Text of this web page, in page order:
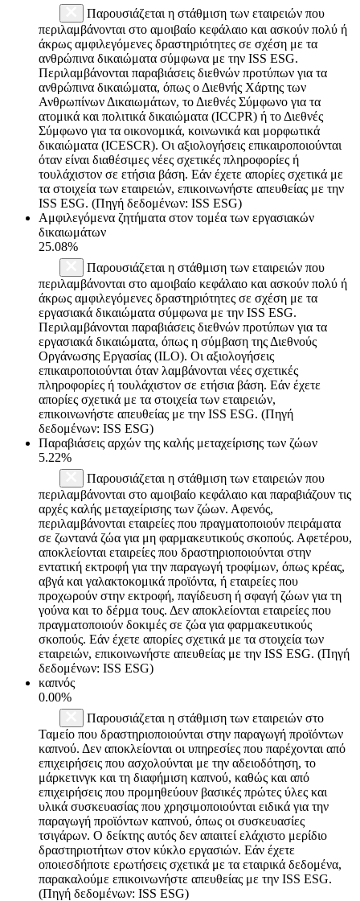
Παρουσιάζεται η στάθμιση των εταιρειών που
περιλαμβάνονται στο αμοιβαίο κεφάλαιο και ασκούν πολύ ή
άκρως αμφιλεγόμενες δραστηριότητες σε σχέση με τα
ανθρώπινα δικαιώματα σύμφωνα με την ISS ESG.
Περιλαμβάνονται παραβιάσεις διεθνών προτύπων για τα
ανθρώπινα δικαιώματα, όπως ο Διεθνής Χάρτης των
Ανθρωπίνων Δικαιωμάτων, το Διεθνές Σύμφωνο για τα
ατομικά και πολιτικά δικαιώματα (ICCPR) ή το Διεθνές
Σύμφωνο για τα οικονομικά, κοινωνικά και μορφωτικά
δικαιώματα (ICESCR). Οι αξιολογήσεις επικαιροποιούνται
όταν είναι διαθέσιμες νέες σχετικές πληροφορίες ή
τουλάχιστον σε ετήσια βάση. Εάν έχετε απορίες σχετικά με
τα στοιχεία των εταιρειών, επικοινωνήστε απευθείας με την
ISS ESG. (Πηγή δεδομένων: ISS ESG)
Αμφιλεγόμενα ζητήματα στον τομέα των εργασιακών
δικαιωμάτων
25.08%
Παρουσιάζεται η στάθμιση των εταιρειών που
περιλαμβάνονται στο αμοιβαίο κεφάλαιο και ασκούν πολύ ή
άκρως αμφιλεγόμενες δραστηριότητες σε σχέση με τα
εργασιακά δικαιώματα σύμφωνα με την ISS ESG.
Περιλαμβάνονται παραβιάσεις διεθνών προτύπων για τα
εργασιακά δικαιώματα, όπως η σύμβαση της Διεθνούς
Οργάνωσης Εργασίας (ILO). Οι αξιολογήσεις
επικαιροποιούνται όταν λαμβάνονται νέες σχετικές
πληροφορίες ή τουλάχιστον σε ετήσια βάση. Εάν έχετε
απορίες σχετικά με τα στοιχεία των εταιρειών,
επικοινωνήστε απευθείας με την ISS ESG. (Πηγή
δεδομένων: ISS ESG)
Παραβιάσεις αρχών της καλής μεταχείρισης των ζώων
5.22%
Παρουσιάζεται η στάθμιση των εταιρειών που
περιλαμβάνονται στο αμοιβαίο κεφάλαιο και παραβιάζουν τις
αρχές καλής μεταχείρισης των ζώων. Αφενός,
περιλαμβάνονται εταιρείες που πραγματοποιούν πειράματα
σε ζωντανά ζώα για μη φαρμακευτικούς σκοπούς. Αφετέρου,
αποκλείονται εταιρείες που δραστηριοποιούνται στην
εντατική εκτροφή για την παραγωγή τροφίμων, όπως κρέας,
αβγά και γαλακτοκομικά προϊόντα, ή εταιρείες που
προχωρούν στην εκτροφή, παγίδευση ή σφαγή ζώων για τη
γούνα και το δέρμα τους. Δεν αποκλείονται εταιρείες που
πραγματοποιούν δοκιμές σε ζώα για φαρμακευτικούς
σκοπούς. Εάν έχετε απορίες σχετικά με τα στοιχεία των
εταιρειών, επικοινωνήστε απευθείας με την ISS ESG. (Πηγή
δεδομένων: ISS ESG)
καπνός
0.00%
Παρουσιάζεται η στάθμιση των εταιρειών στο
Ταμείο που δραστηριοποιούνται στην παραγωγή προϊόντων
καπνού. Δεν αποκλείονται οι υπηρεσίες που παρέχονται από
επιχειρήσεις που ασχολούνται με την αδειοδότηση, το
μάρκετινγκ και τη διαφήμιση καπνού, καθώς και από
επιχειρήσεις που προμηθεύουν βασικές πρώτες ύλες και
υλικά συσκευασίας που χρησιμοποιούνται ειδικά για την
παραγωγή προϊόντων καπνού, όπως οι συσκευασίες
τσιγάρων. Ο δείκτης αυτός δεν απαιτεί ελάχιστο μερίδιο
δραστηριοτήτων στον κύκλο εργασιών. Εάν έχετε
οποιεσδήποτε ερωτήσεις σχετικά με τα εταιρικά δεδομένα,
παρακαλούμε επικοινωνήστε απευθείας με την ISS ESG.
(Πηγή δεδομένων: ISS ESG)